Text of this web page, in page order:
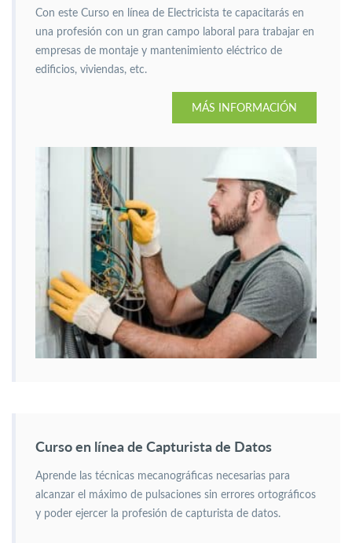
Con este Curso en línea de Electricista te capacitarás en
una profesión con un gran campo laboral para trabajar en
empresas de montaje y mantenimiento eléctrico de
edificios, viviendas, etc.
MÁS INFORMACIÓN
Curso en línea de Capturista de Datos
Aprende las técnicas mecanográficas necesarias para
alcanzar el máximo de pulsaciones sin errores ortográficos
y poder ejercer la profesión de capturista de datos.